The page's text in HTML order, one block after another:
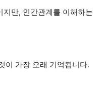
만, 인간관계를 이해하는
이 가장 오래 기억됩니다.